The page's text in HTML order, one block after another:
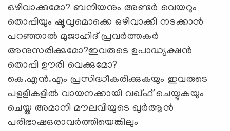
ഒഴിവാക്കുമോ? ബനിയനും അണ്ടർ വെയറും
തൊപ്പിയും ഷൂവുമൊക്കെ ഒഴിവാക്കി നടക്കാൻ
പറഞ്ഞാൽ മുജാഹിദ് പ്രവർത്തകർ
അനുസരിക്കുമോ?ഇവരുടെ ഉപാദ്ധ്യക്ഷൻ
തൊപ്പി ഊരി വെക്കുമോ?
കെ.എൻ.എം പ്രസിദ്ധീകരിക്കുകയും ഇവരുടെ
പളളികളിൽ വായനക്കായി വഖ്ഫ് ചെയ്യുകയും
ചെയ്ത അമാനി മൗലവിയുടെ ഖുർആൻ
പരിഭാഷഒരാവർത്തിയെങ്കിലും